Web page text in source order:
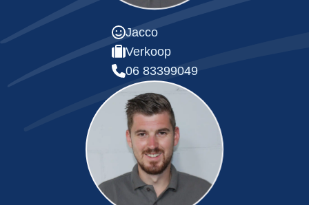
Jacco
Verkoop
06 83399049